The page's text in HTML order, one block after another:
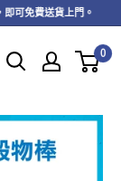
可免費送貨上門。
0